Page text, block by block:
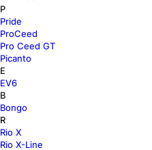
P
Pride
ProCeed
Pro Ceed GT
Picanto
E
EV6
B
Bongo
R
Rio X
Rio X-Line